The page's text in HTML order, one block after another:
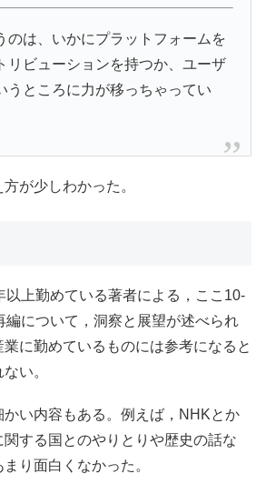
のは、いかにプラットフォームを
リビューションを持つか、ユーザ
うところに力が移っちゃってい
が少しわかった。
以上勤めている著者による，ここ10-
編について，洞察と展望が述べられ
に勤めているものには参考になると
い。
かい内容もある。例えば，NHKとか
する国とのやりとりや歴史の話な
り面白くなかった。